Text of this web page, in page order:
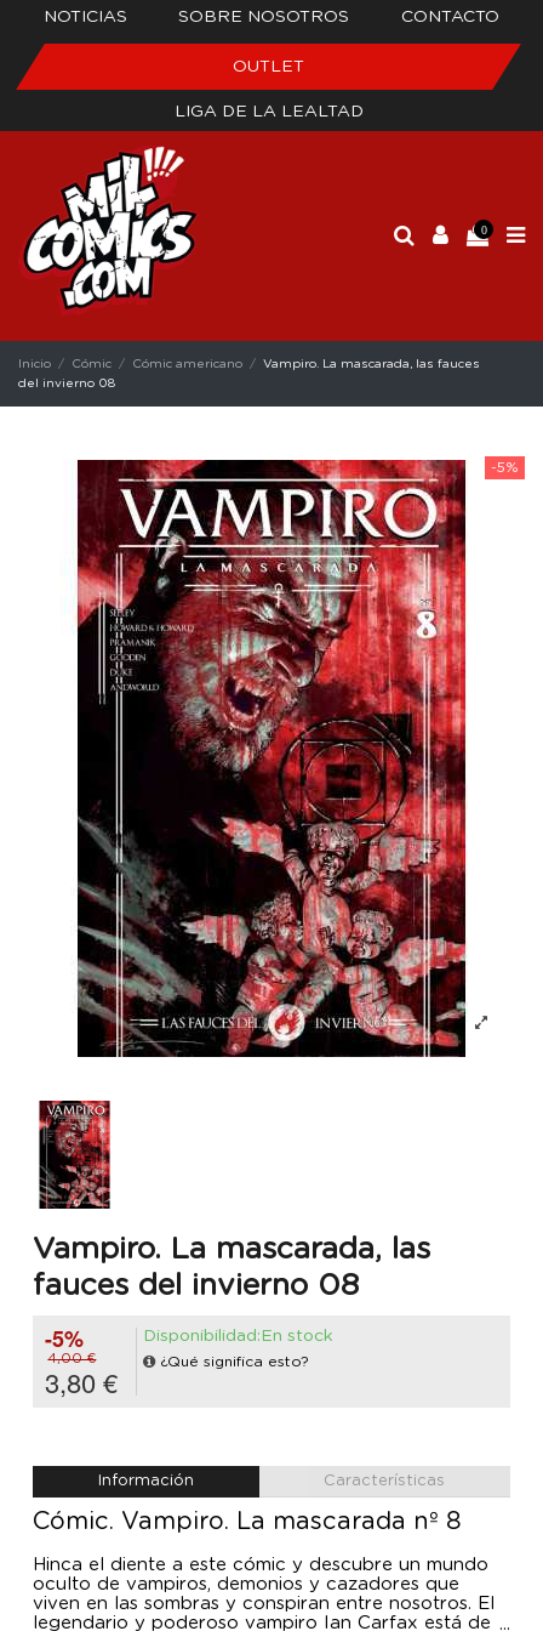
NOTICIAS SOBRE NOSOTROS CONTACTO
OUTLET
LIGA DE LA LEALTAD
0
Inicio Cómic Cómic americano
Vampiro. La mascarada, las fauces
del invierno 08
-5%
Vampiro. La mascarada, las
fauces del invierno 08
-5%
4,00 €
3,80 €
Disponibilidad:En stock
¿Qué significa esto?
Información Características
Cómic. Vampiro. La mascarada nº 8
Hinca el diente a este cómic y descubre un mundo
oculto de vampiros, demonios y cazadores que
viven en las sombras y conspiran entre nosotros. El
legendario y poderoso vampiro Ian Carfax está de